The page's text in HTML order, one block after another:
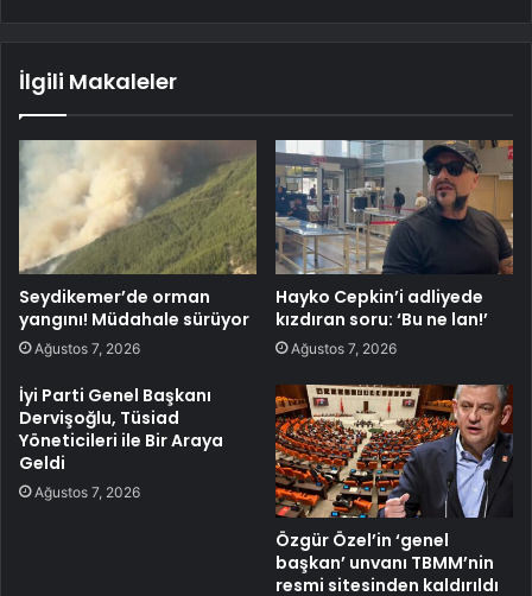
İlgili Makaleler
Seydikemer’de orman
yangını! Müdahale sürüyor
Ağustos 7, 2026
Hayko Cepkin’i adliyede
kızdıran soru: ‘Bu ne lan!’
Ağustos 7, 2026
İyi Parti Genel Başkanı
Dervişoğlu, Tüsiad
Yöneticileri ile Bir Araya
Geldi
Ağustos 7, 2026
Özgür Özel’in ‘genel
başkan’ unvanı TBMM’nin
resmi sitesinden kaldırıldı